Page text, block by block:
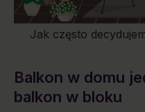
Jak często
Balkon w domu
balkon w bloku